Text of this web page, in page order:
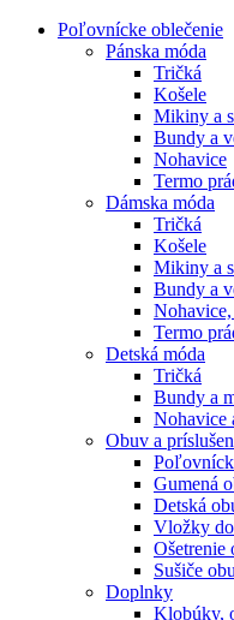
Poľovnícke oblečenie
Pánska móda
Tričká
Košele
Mikiny a
Bundy a
Nohavice
Termo
Dámska móda
Tričká
Košele
Mikiny a
Bundy a
Termo
Detská móda
Tričká
Bundy a
Nohavice
Obuv a
Gumená
Detská
Vložky
Ošetrenie
Sušiče
Doplnky
Klobúky,